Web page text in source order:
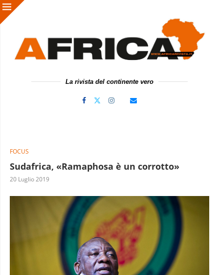
La rivista del continente vero
FOCUS
Sudafrica, «Ramaphosa è un corrotto»
20 Luglio 2019